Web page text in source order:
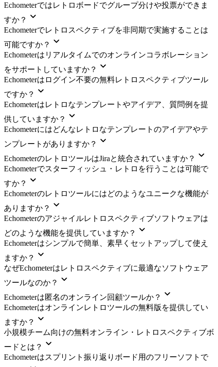
Echometerではレトロボードでグループ分けや投票ができま
すか？
Echometerでレトロスペクティブを非同期で実施することは
可能ですか？
Echometerはリアルタイムでのオンラインコラボレーション
をサポートしていますか？
Echometerはログイン不要の無料レトロスペクティブツール
ですか？
Echometerはレトロなテンプレートやアイデア、質問例を提
供していますか？
Echometerにはどんなレトロなテンプレートのアイデアやテ
ンプレートがありますか？
EchometerのレトロツールはJiraと統合されていますか？
Echometerでスターフィッシュ・レトロを行うことは可能で
すか？
Echometerのレトロツールにはどのようなユニークな機能が
ありますか？
Echometerのアジャイルレトロスペクティブソフトウェアは
どのような機能を提供していますか？
Echometerはシンプルで簡単、素早くセットアップして使え
ますか？
なぜEchometerはレトロスペクティブに最適なソフトウェア
ツールなのか？
Echometerは匿名のオンライン回顧ツールか？
Echometerはオンラインレトロツールの無料版を提供してい
ますか？
小規模チーム向けの無料オンライン・レトロスペクティブボ
ードとは？
Echometerはスプリント振り返りボード用のフリーソフトで